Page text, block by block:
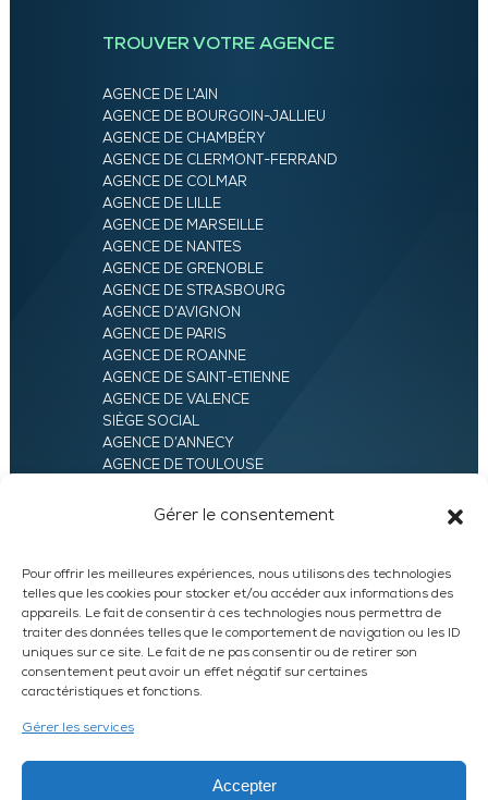
Gérer le consentement
Pour offrir les meilleures expériences, nous utilisons des technologies
telles que les cookies pour stocker et/ou accéder aux informations des
appareils. Le fait de consentir à ces technologies nous permettra de
traiter des données telles que le comportement de navigation ou les ID
uniques sur ce site. Le fait de ne pas consentir ou de retirer son
consentement peut avoir un effet négatif sur certaines
caractéristiques et fonctions.
Gérer les services
Accepter
TROUVER VOTRE AGENCE
AGENCE DE L’AIN
AGENCE DE BOURGOIN-JALLIEU
AGENCE DE CHAMBÉRY
AGENCE DE CLERMONT-FERRAND
AGENCE DE COLMAR
AGENCE DE LILLE
AGENCE DE MARSEILLE
AGENCE DE NANTES
AGENCE DE GRENOBLE
AGENCE DE STRASBOURG
AGENCE D’AVIGNON
AGENCE DE PARIS
AGENCE DE ROANNE
AGENCE DE SAINT-ETIENNE
AGENCE DE VALENCE
SIÈGE SOCIAL
AGENCE D’ANNECY
AGENCE DE TOULOUSE
AGENCE D’ORLÉANS